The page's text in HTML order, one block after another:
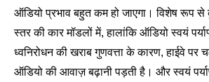
ऑडियो प्रभाव बहुत कम हो जाएगा। विशेष रूप
स्तर की कार मॉडलों में, हालांकि ऑडियो स्वयं
ध्वनिरोधन की खराब गुणवत्ता के कारण, हाईवे
ऑडियो की आवाज़ बढ़ानी पड़ती है। और स्वयं